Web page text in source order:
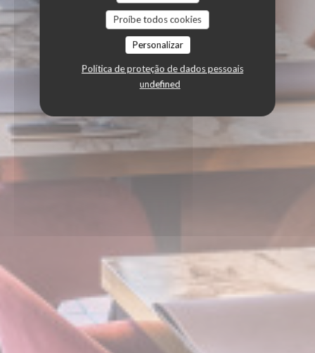
Proíbe todos cookies
Personalizar
Política de proteção de dados pessoais
undefined